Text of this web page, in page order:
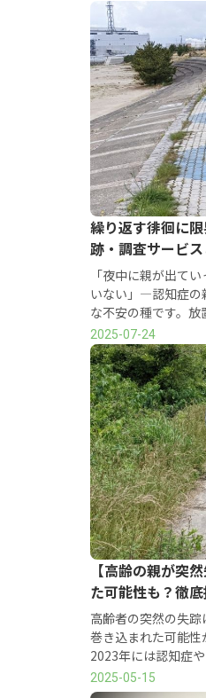
繰り返す徘徊に
跡・調査サービ
「夜中に親が出て
いない」―認知症の
な不安の種です。
2025-07-24
【高齢の親が突
た可能性も？徹底
高齢者の突然の失
巻き込まれた可能性
2023年には認知症
2025-05-15